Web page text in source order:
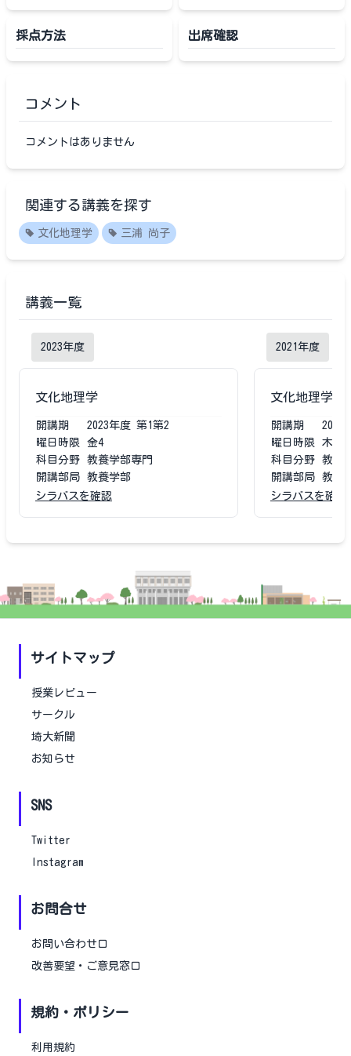
採点方法 出席確認
コメント
コメントはありません
関連する講義を探す
文化地理学 三浦 尚子
講義一覧
2023年度
文化地理学
開講期 2023年度 第1第2
曜日時限
金4
科目分野
教養学部専門
開講部局
教養学部
シラバスを確認
2021 年度
文化地理学
開講期 2021
曜日時限
木4
科目分野
教養
開講部局
教養
シラバスを確認
サイトマップ
授業レビュー
サークル
埼大新聞
お知らせ
SNS
Twitter
Instagram
お問合せ
お問い合わせ口
改善要望・ご意見窓口
規約・ポリシー
利用規約